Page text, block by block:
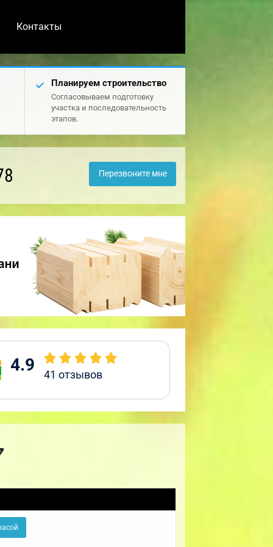
Контакты
Планируем строительство
Согласовываем подготовку
участка и последовательность
этапов.
Перезвоните мне
4.9 41 отзывов